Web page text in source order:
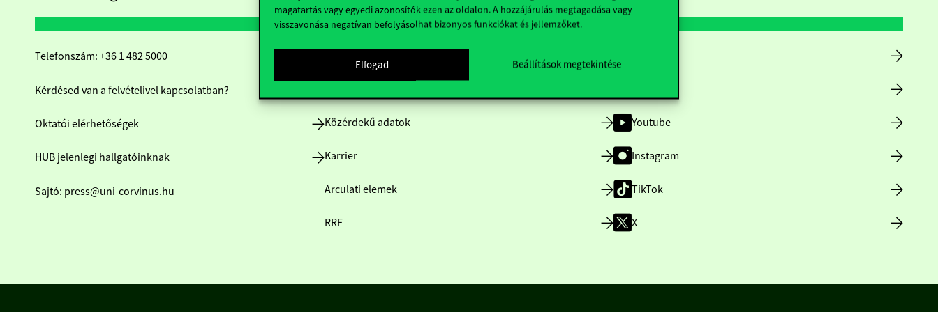
magatartás vagy egyedi azonosítók ezen az oldalon. A hozzájárulás megtagadása vagy
visszavonása negatívan befolyásolhat bizonyos funkciókat és jellemzőket.
Elfogad Beállítások megtekintése
Telefonszám: +36 1 482 5000
Kérdésed van a felvételivel kapcsolatban?
Oktatói elérhetőségek
HUB jelenlegi hallgatóinknak
Sajtó: press@uni-corvinus.hu
Közérdekű adatok
Karrier
Arculati elemek
RRF
Youtube
Instagram
TikTok
X